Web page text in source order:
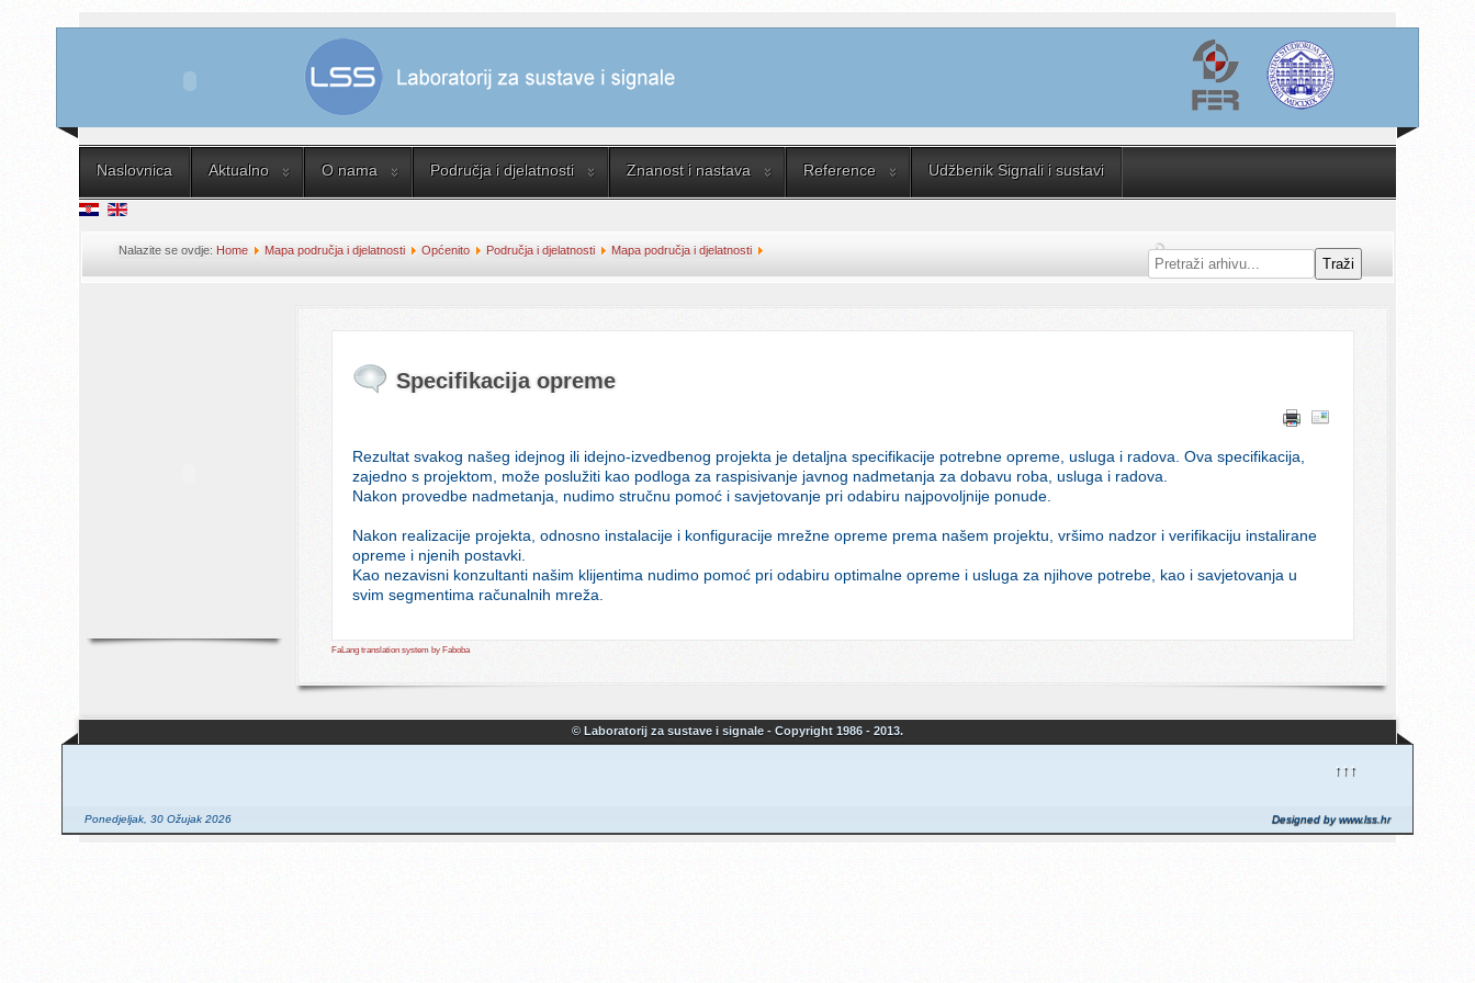
Naslovnica Aktualno O nama Područja i djelatnosti Znanost i nastava Reference Udžbenik Signali i sustavi
Nalazite se ovdje:Home Mapa područja i djelatnosti Općenito Područja i djelatnosti
Mapa područja i djelatnosti
Traži
Specifikacija opreme
Rezultat svakog našeg idejnog ili idejno-izvedbenog projekta je detaljna specifikacije potrebne opreme, usluga i radova. Ova specifikacija,
zajedno s projektom, može poslužiti kao podloga za raspisivanje javnog nadmetanja za dobavu roba, usluga i radova.
Nakon provedbe nadmetanja, nudimo stručnu pomoć i savjetovanje pri odabiru najpovoljnije ponude.
Nakon realizacije projekta, odnosno instalacije i konfiguracije mrežne opreme prema našem projektu, vršimo nadzor i verifikaciju instalirane
opreme i njenih postavki.
Kao nezavisni konzultanti našim klijentima nudimo pomoć pri odabiru optimalne opreme i usluga za njihove potrebe, kao i savjetovanja u
svim segmentima računalnih mreža.
FaLang translation system by Faboba
© Laboratorij za sustave i signale - Copyright 1986 - 2013.
↑↑↑
Ponedjeljak, 30 Ožujak 2026 Designed by www.lss.hr